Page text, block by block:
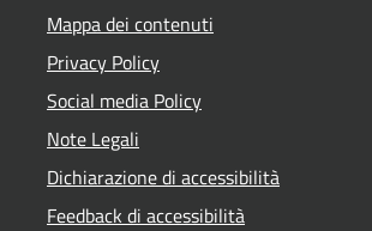
Mappa dei contenuti
Privacy Policy
Social media Policy
Note Legali
Dichiarazione di accessibilità
Feedback di accessibilità